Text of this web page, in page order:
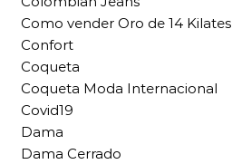
Como vender Oro de 14 Kilates
Confort
Coqueta
Coqueta Moda Internacional
Covid19
Dama
Dama Cerrado